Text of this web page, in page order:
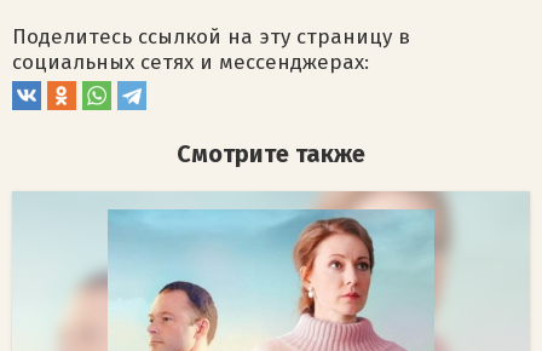
Поделитесь ссылкой на эту страницу в
социальных сетях и мессенджерах:
Смотрите также